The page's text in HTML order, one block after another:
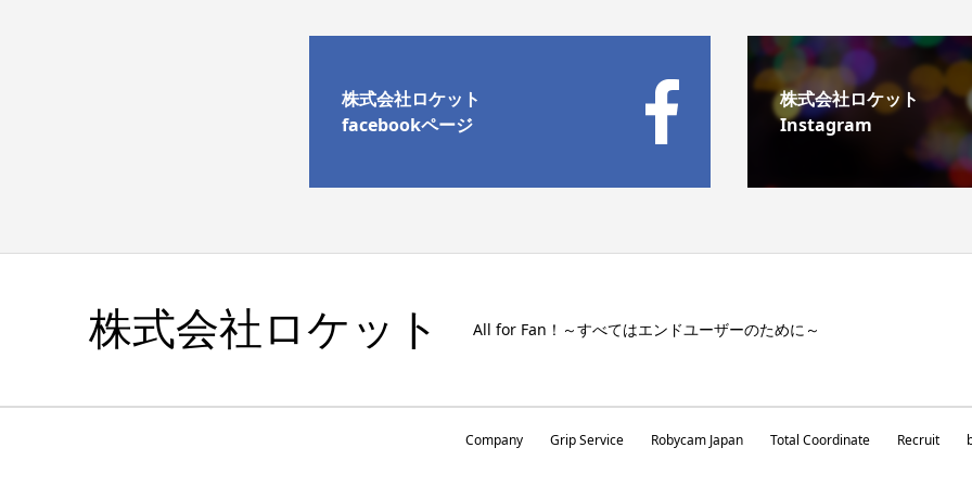
株式会社ロケット
facebookページ
株式会社ロケット
Instagram
株式会社ロケット All for Fan！～すべてはエンドユーザーのために～
Company Grip Service Robycam Japan Total Coordinate Recruit